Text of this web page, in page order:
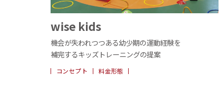
wise kids
機会が失われつつある幼少期の運動経験を
補完するキッズトレーニングの提案
コンセプト 料金形態